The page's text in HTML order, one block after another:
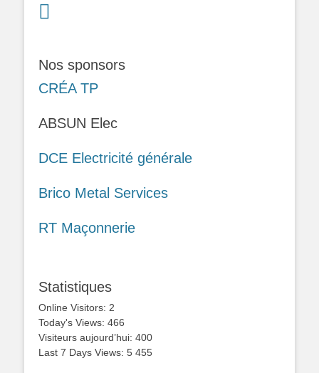
Nos sponsors
CRÉA TP
ABSUN Elec
DCE Electricité générale
Brico Metal Services
RT Maçonnerie
Statistiques
Online Visitors: 2
Today's Views: 466
Visiteurs aujourd’hui: 400
Last 7 Days Views: 5 455